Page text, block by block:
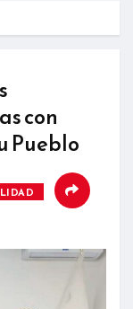
con
Pueblo